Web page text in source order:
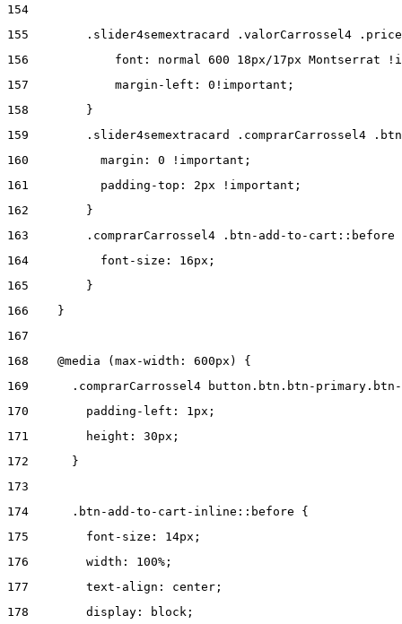
154
155
.slider4semextracard .valorCarrossel4
156
font: normal 600 18px/17px Montserrat
157
            margin-left: 0!important;
158
        }
159
.slider4semextracard .comprarCarrossel4
160
          margin: 0 !important;
161
          padding-top: 2px !important;
162
        }
163
.comprarCarrossel4 .btn-add-to-
164
          font-size: 16px;
165
        }
166
    }
167
168
    @media (max-width: 600px) {
169
.comprarCarrossel4 button.btn.btn-
170
        padding-left: 1px;
171
        height: 30px;
172
      }
173
174
      .btn-add-to-cart-inline::before {
175
        font-size: 14px;
176
        width: 100%;
177
        text-align: center;
178
        display: block;